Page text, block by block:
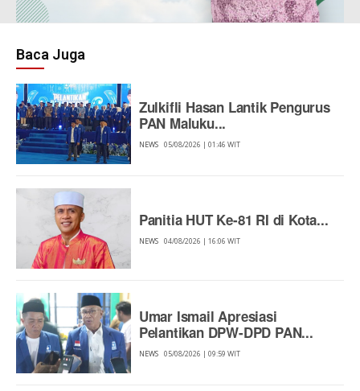
Baca Juga
Zulkifli Hasan Lantik Pengurus
PAN Maluku...
NEWS 05/08/2026 | 01:46 WIT
Panitia HUT Ke-81 RI di Kota...
NEWS 04/08/2026 | 16:06 WIT
Umar Ismail Apresiasi
Pelantikan DPW-DPD PAN...
NEWS 05/08/2026 | 09:59 WIT